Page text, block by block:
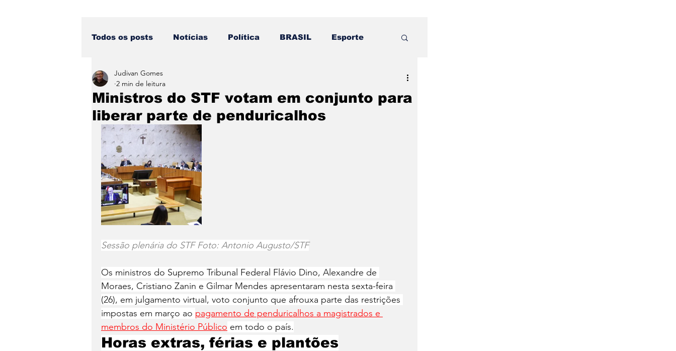
Todos os posts Notícias Política BRASIL Esporte
Entretenimento
Ministros do STF votam em conjunto para
liberar parte de penduricalhos
Judivan Gomes
2 min de leitura
Sessão plenária do STF Foto: Antonio Augusto/STF
Os ministros do Supremo Tribunal Federal Flávio Dino, Alexandre de
Moraes, Cristiano Zanin e Gilmar Mendes apresentaram nesta sexta-feira
(26), em julgamento virtual, voto conjunto que afrouxa parte das restrições
impostas em março ao pagamento de penduricalhos a magistrados e
membros do Ministério Público em todo o país.
Horas extras, férias e plantões